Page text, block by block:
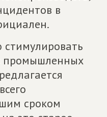
в
стимулировать
промышленных
сроком